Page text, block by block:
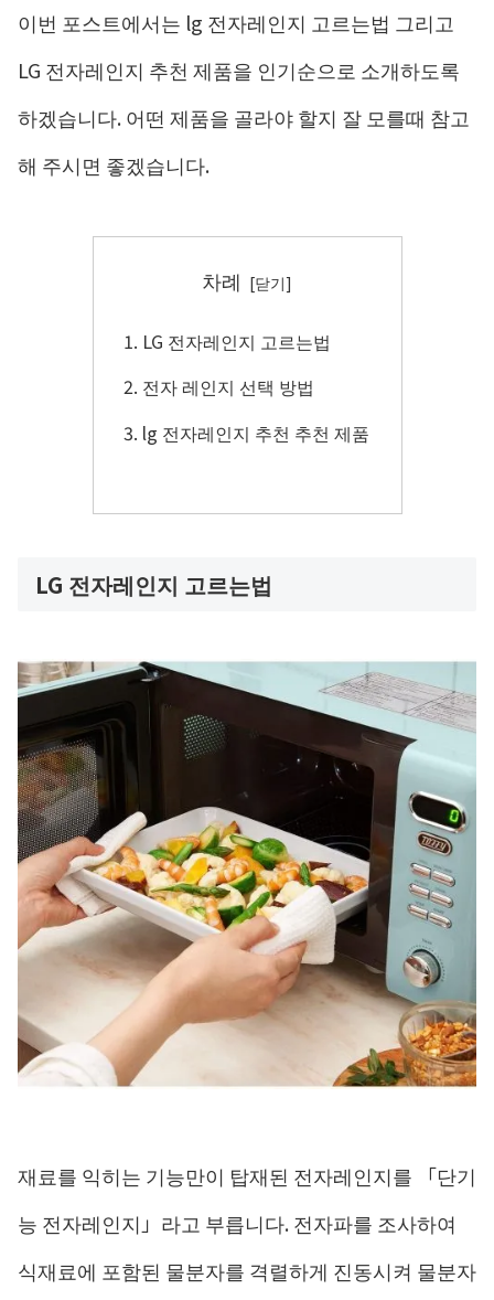
이번 포스트에서는 lg 전자레인지 고르는법 그리고
LG 전자레인지 추천 제품을 인기순으로 소개하도록
하겠습니다. 어떤 제품을 골라야 할지 잘 모를때 참고
해 주시면 좋겠습니다.
차례
LG 전자레인지 고르는법
전자 레인지 선택 방법
lg 전자레인지 추천 추천 제품
LG 전자레인지 고르는법
재료를 익히는 기능만이 탑재된 전자레인지를 「단기
능 전자레인지」라고 부릅니다. 전자파를 조사하여
식재료에 포함된 물분자를 격렬하게 진동시켜 물분자